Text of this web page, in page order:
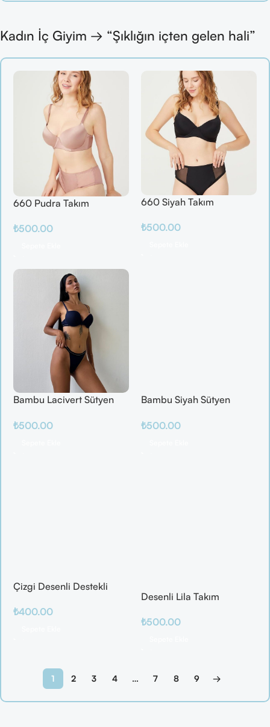
Kadın İç Giyim → “Şıklığın içten gelen hali”
660 Pudra Takım
₺500.00
660 Siyah Takım
₺500.00
Bambu Lacivert Sütyen
₺500.00
Bambu Siyah Sütyen
₺500.00
Çizgi Desenli Destekli
₺400.00
Desenli Lila Takım
₺500.00
1 2 3 4 … 7 8 9 →